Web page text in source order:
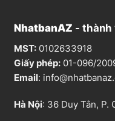
NhatbanAZ - thành
MST: 0102633918
Giấy phép: 01-096/
Email:
Hà Nội: 36 Duy Tân, P.